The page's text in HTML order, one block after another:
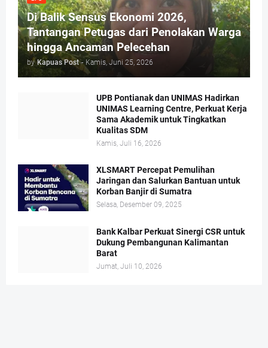
Di Balik Sensus Ekonomi 2026,
Tantangan Petugas dari Penolakan Warga
hingga Ancaman Pelecehan
by Kapuas Post - Kamis, Juni 25, 2026
UPB Pontianak dan UNIMAS Hadirkan
UNIMAS Learning Centre, Perkuat Kerja
Sama Akademik untuk Tingkatkan
Kualitas SDM
Kamis, Juli 16, 2026
XLSMART Percepat Pemulihan
Jaringan dan Salurkan Bantuan untuk
Korban Banjir di Sumatra
Selasa, Desember 09, 2025
Bank Kalbar Perkuat Sinergi CSR untuk
Dukung Pembangunan Kalimantan
Barat
Jumat, Juli 10, 2026